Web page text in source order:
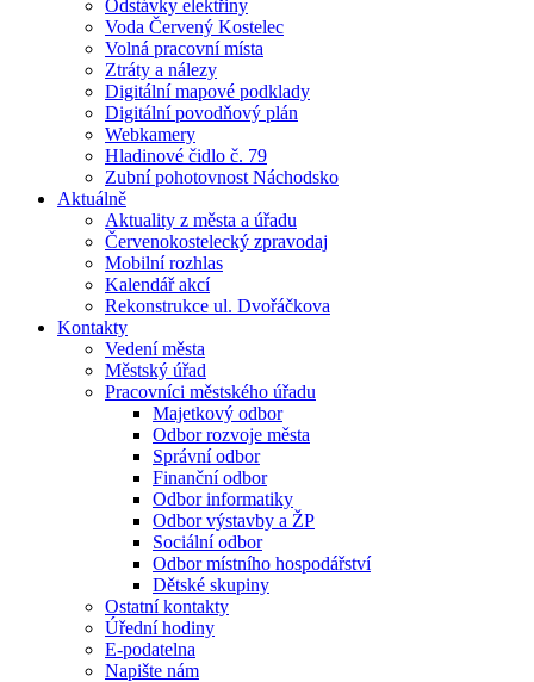
Odstávky elektřiny
Voda Červený Kostelec
Volná pracovní místa
Ztráty a nálezy
Digitální mapové podklady
Digitální povodňový plán
Webkamery
Hladinové čidlo č. 79
Zubní pohotovnost Náchodsko
Aktuálně
Aktuality z města a úřadu
Červenokostelecký zpravodaj
Mobilní rozhlas
Kalendář akcí
Rekonstrukce ul. Dvořáčkova
Kontakty
Vedení města
Městský úřad
Pracovníci městského úřadu
Majetkový odbor
Odbor rozvoje města
Správní odbor
Finanční odbor
Odbor informatiky
Odbor výstavby a ŽP
Sociální odbor
Odbor místního hospodářství
Dětské skupiny
Ostatní kontakty
Úřední hodiny
E-podatelna
Napište nám